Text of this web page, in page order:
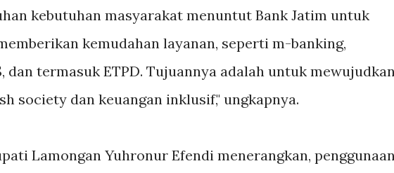
kebutuhan masyarakat menuntut Bank Jatim untuk
kemudahan layanan, seperti m-banking,
dan termasuk ETPD. Tujuannya adalah untuk
society dan keuangan inklusif," ungkapnya.
Lamongan Yuhronur Efendi menerangkan,